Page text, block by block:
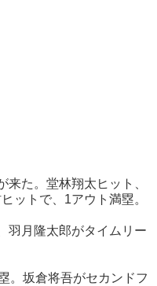
た。堂林翔太ヒット、
ットで、1アウト満塁。
羽月隆太郎がタイムリー
。坂倉将吾がセカンドフ